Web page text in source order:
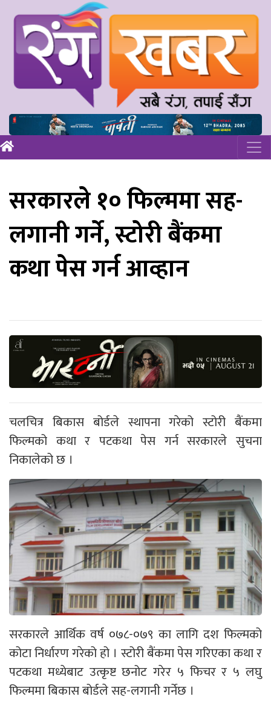
सरकारले १० फिल्ममा सह-
लगानी गर्ने, स्टोरी बैंकमा
कथा पेस गर्न आव्हान
चलचित्र बिकास बोर्डले स्थापना गरेको स्टोरी बैंकमा
फिल्मको कथा र पटकथा पेस गर्न सरकारले सुचना
निकालेको छ ।
सरकारले आर्थिक वर्ष ०७८-०७९ का लागि दश फिल्मको
कोटा निर्धारण गरेको हो । स्टोरी बैंकमा पेस गरिएका कथा र
पटकथा मध्येबाट उत्कृष्ट छनोट गरेर ५ फिचर र ५ लघु
फिल्ममा बिकास बोर्डले सह-लगानी गर्नेछ ।